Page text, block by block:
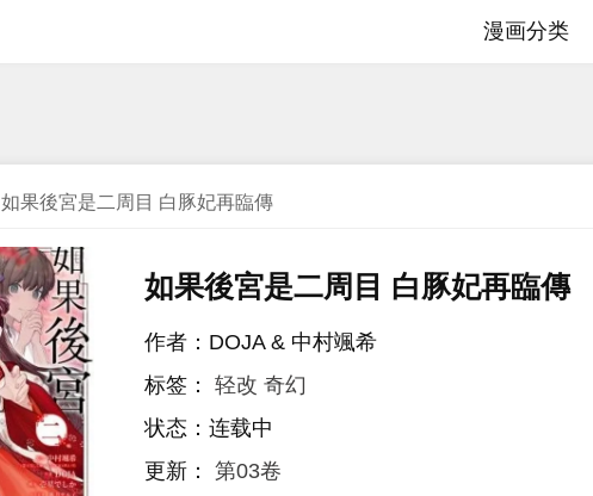
漫画分类
如果後宮是二周目 白豚妃再臨傳
如果後宮是二周目 白豚妃再臨傳
作者：DOJA & 中村颯希
标签： 轻改 奇幻
状态：连载中
更新： 第03卷